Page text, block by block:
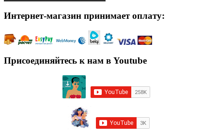
Интернет-магазин принимает оплату:
Присоединяйтесь к нам в Youtube